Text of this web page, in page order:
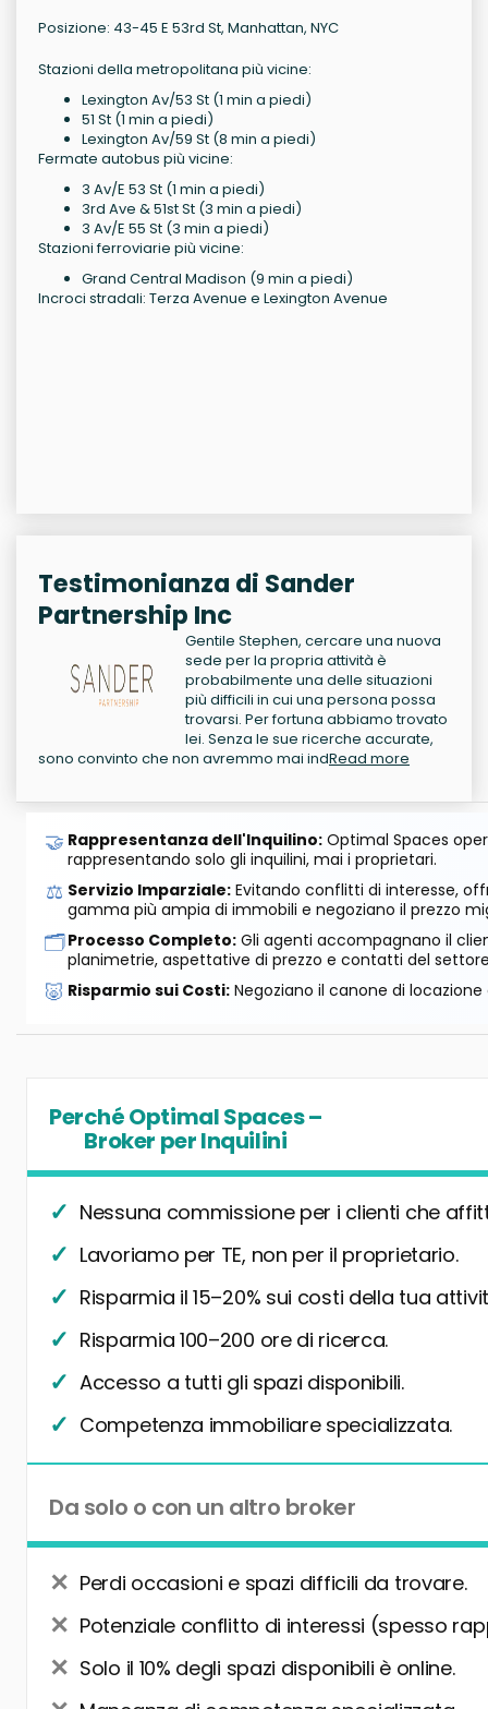
Posizione: 43-45 E 53rd St, Manhattan, NYC
Stazioni della metropolitana più vicine:
Lexington Av/53 St (1 min a piedi)
51 St (1 min a piedi)
Lexington Av/59 St (8 min a piedi)
Fermate autobus più vicine:
3 Av/E 53 St (1 min a piedi)
3rd Ave & 51st St (3 min a piedi)
3 Av/E 55 St (3 min a piedi)
Stazioni ferroviarie più vicine:
Grand Central Madison (9 min a piedi)
Incroci stradali: Terza Avenue e Lexington Avenue
Testimonianza di Sander
Partnership Inc
Gentile Stephen, cercare una nuova
sede per la propria attività è
probabilmente una delle situazioni
più difficili in cui una persona possa
trovarsi. Per fortuna abbiamo trovato
lei. Senza le sue ricerche accurate,
sono convinto che non avremmo mai indRead more
🤝 Rappresentanza dell'Inquilino: Optimal Spaces
rappresentando solo gli inquilini, mai i proprietari.
⚖️ Servizio Imparziale: Evitando conflitti di interesse,
gamma più ampia di immobili e negoziano il prezzo
🗂️Processo Completo: Gli agenti accompagnano il
planimetrie, aspettative di prezzo e contatti del
🐷 Risparmio sui Costi: Negoziano il canone di
Perché Optimal Spaces –
Broker per Inquilini
Nessuna commissione per i clienti che
Lavoriamo per TE, non per il proprietario.
Risparmia il 15–20% sui costi della tua
Risparmia 100–200 ore di ricerca.
Accesso a tutti gli spazi disponibili.
Competenza immobiliare specializzata.
Da solo o con un altro broker
Perdi occasioni e spazi difficili da trovare.
Potenziale conflitto di interessi (spesso
Solo il 10% degli spazi disponibili è online.